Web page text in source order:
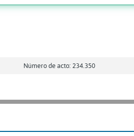
Número de acto: 234.350